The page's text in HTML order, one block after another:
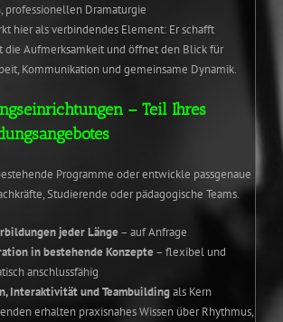
professionellen Dramaturgie
hier als verbindendes Element: Er schafft
die Aufmerksamkeit und öffnet den Blick für
Kommunikation und gemeinsame Dynamik.
– Teil Ihres
Programme oder entwickle passgenaue
Studierende oder pädagogische Teams.
jeder Länge – auf Anfrage
in bestehende Konzepte – flexibel und
anschlussfähig
Interaktivität und Teambuildingals Kern
erhalten praxisnahes Wissen über Rhythmus,